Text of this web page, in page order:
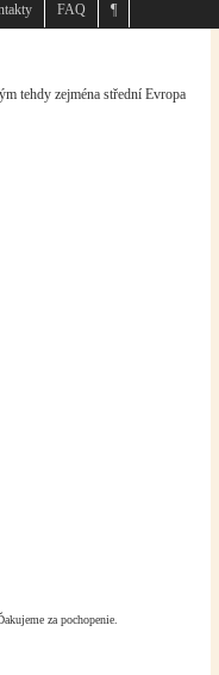
FAQ ¶
tehdy zejména střední Evropa
za pochopenie.